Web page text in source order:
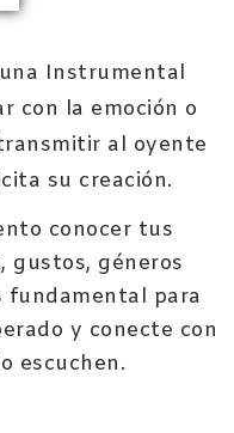
Instrumental
con la emoción o
al oyente
su creación.
conocer tus
gustos, géneros
fundamental para
y conecte con
escuchen.